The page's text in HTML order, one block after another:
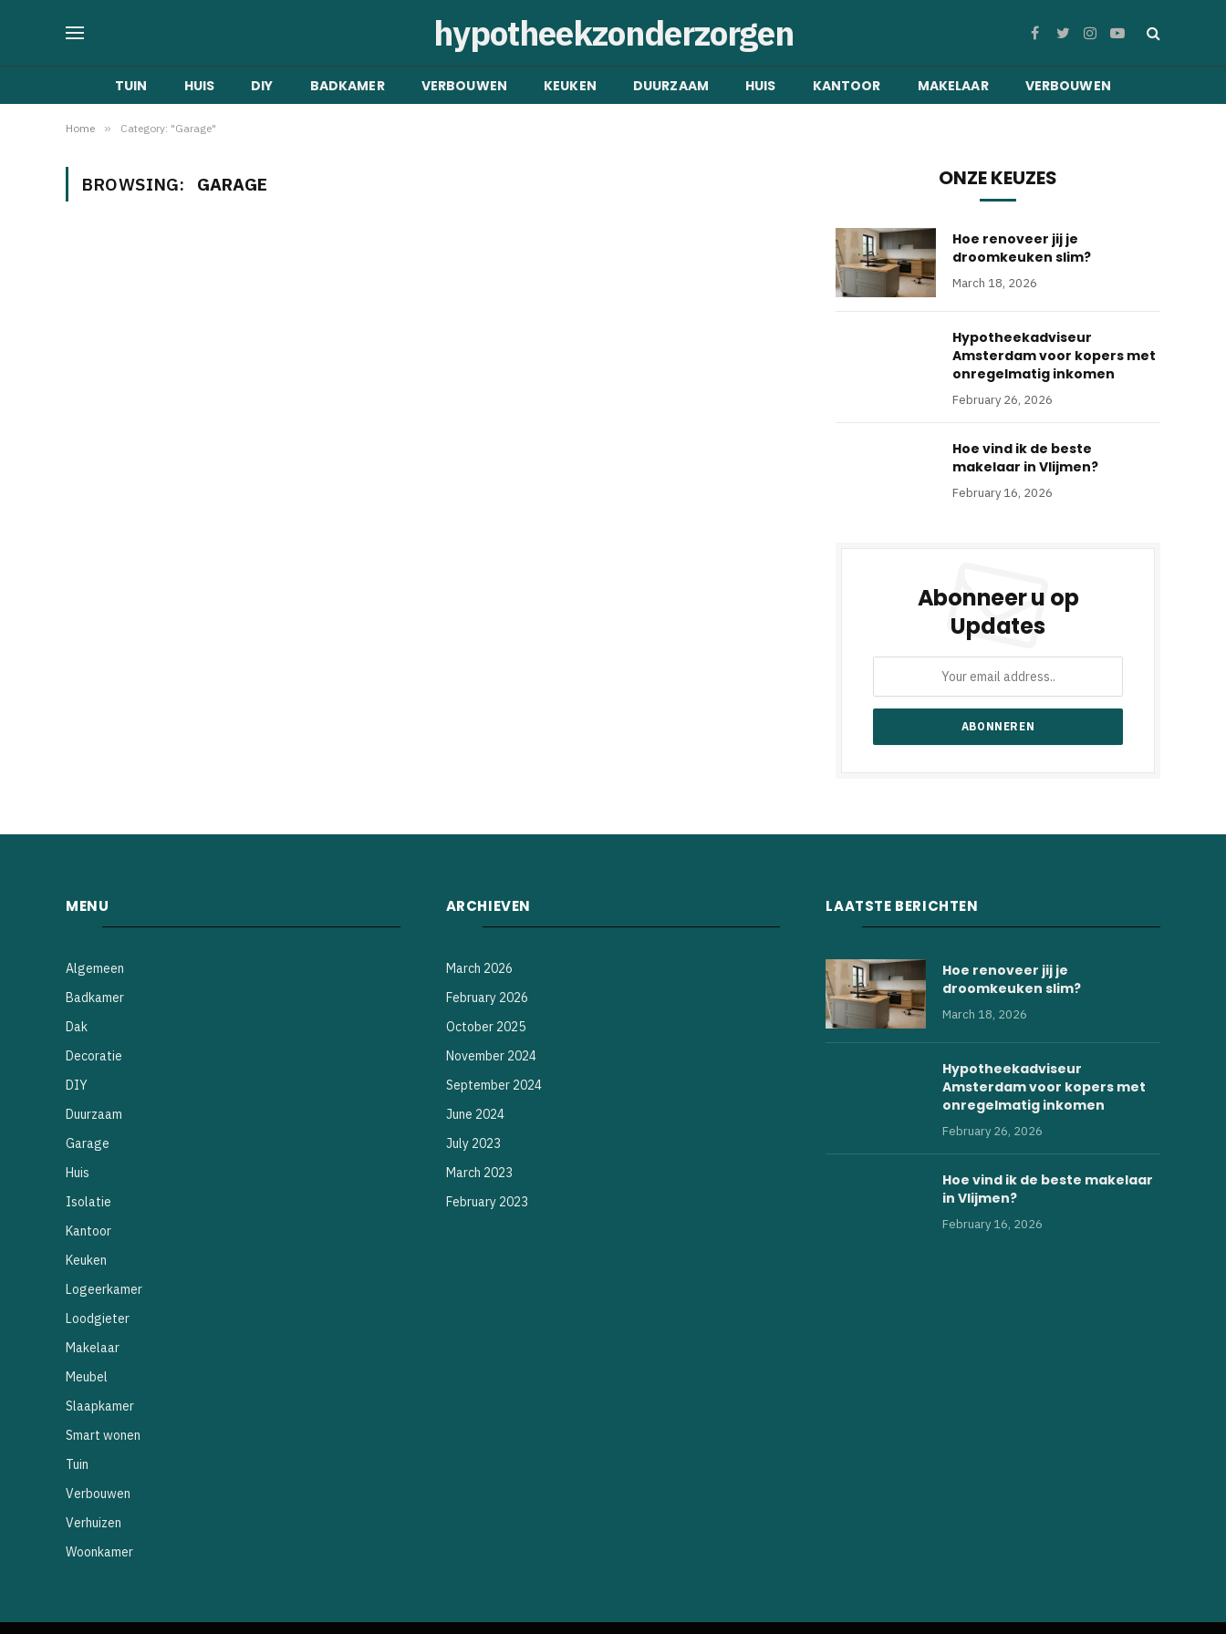
hypotheekzonderzorgen Facebook
TwitterInstagram
YouTube
TUIN HUIS DIY BADKAMER VERBOUWEN KEUKEN DUURZAAM HUIS KANTOOR MAKELAAR VERBOUWEN
Home » Category: "Garage"
BROWSING: GARAGE ONZE KEUZES
Hoe renoveer jij je
droomkeuken slim?
March 18, 2026
Hypotheekadviseur
Amsterdam voor kopers met
onregelmatig inkomen
February 26, 2026
Hoe vind ik de beste
makelaar in Vlijmen?
February 16, 2026
Abonneer u op
Updates
MENU
Algemeen
Badkamer
Dak
Decoratie
DIY
Duurzaam
Garage
Huis
Isolatie
Kantoor
Keuken
Logeerkamer
Loodgieter
Makelaar
Meubel
Slaapkamer
Smart wonen
Tuin
Verbouwen
Verhuizen
Woonkamer
ARCHIEVEN
March 2026
February 2026
October 2025
November 2024
September 2024
June 2024
July 2023
March 2023
February 2023
LAATSTE BERICHTEN
Hoe renoveer jij je
droomkeuken slim?
March 18, 2026
Hypotheekadviseur
Amsterdam voor kopers met
onregelmatig inkomen
February 26, 2026
Hoe vind ik de beste makelaar
in Vlijmen?
February 16, 2026